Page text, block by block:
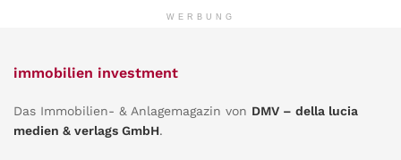
WERBUNG
immobilien investment
Das Immobilien- & Anlagemagazin von DMV – della lucia
medien & verlags GmbH.